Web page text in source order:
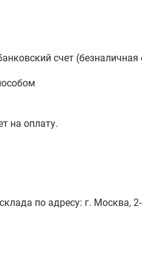
счет (безналичная
на оплату.
по адресу: г. Москва,